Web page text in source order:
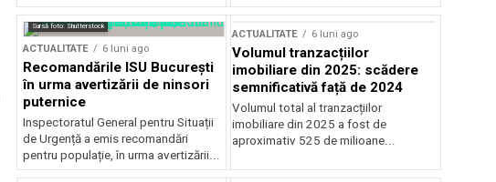
Sursă foto: Shutterstock
ACTUALITATE 6 luni ago
Recomandările ISU București
în urma avertizării de ninsori
puternice
Inspectoratul General pentru Situații
de Urgență a emis recomandări
pentru populație, în urma avertizării...
ACTUALITATE 6 luni ago
Volumul tranzacțiilor
imobiliare din 2025: scădere
semnificativă față de 2024
Volumul total al tranzacțiilor
imobiliare din 2025 a fost de
aproximativ 525 de milioane...